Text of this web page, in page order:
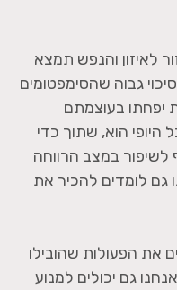
לאיזון והנפש תמצא
גבוה שהסימפטומים
יפחתו בעוצמתם
היופי הוא, שתוך כדי
לשיפור במצב הרווחה
גם לומדים להכיר את
את הפעולות שהובילו
גם יכולים למנוע